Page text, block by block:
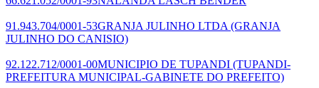
91.943.704/0001-53GRANJA JULINHO LTDA (GRANJA
JULINHO DO CANISIO)
92.122.712/0001-00MUNICIPIO DE TUPANDI (TUPANDI-
PREFEITURA MUNICIPAL-GABINETE DO PREFEITO)